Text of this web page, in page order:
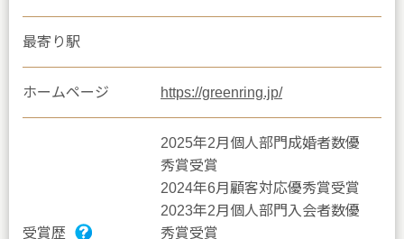
最寄り駅
ホームページ https://greenring.jp/
受賞歴
2025年2月個人部門成婚者数優
秀賞受賞
2024年6月顧客対応優秀賞受賞
2023年2月個人部門入会者数優
秀賞受賞